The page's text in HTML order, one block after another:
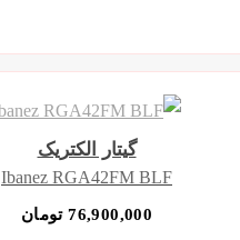
گیتار الکتریک
Ibanez RGA42FM BLF
76,900,000 تومان